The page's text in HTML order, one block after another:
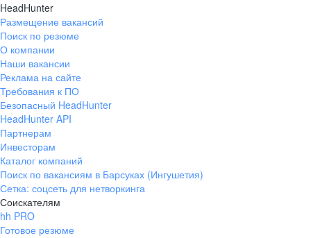
HeadHunter
Размещение вакансий
Поиск по резюме
О компании
Наши вакансии
Реклама на сайте
Требования к ПО
Безопасный HeadHunter
HeadHunter API
Партнерам
Инвесторам
Каталог компаний
Поиск по вакансиям в Барсуках (Ингушетия)
Сетка: соцсеть для нетворкинга
Соискателям
hh PRO
Готовое резюме